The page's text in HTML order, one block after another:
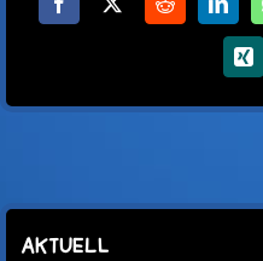
Facebook
X Reddit
AKTUELL